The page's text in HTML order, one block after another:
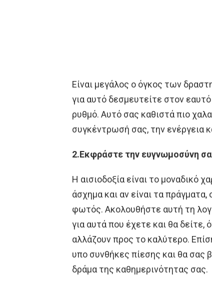
Είναι μεγάλος ο όγκος των
για αυτό δεσμευτείτε στον
ρυθμό. Αυτό σας καθιστά πιο
συγκέντρωσή σας, την ενέργεια
2.Εκφράστε την ευγνωμοσύνη
Η αισιοδοξία είναι το μοναδικό
άσχημα και αν είναι τα πράγματα,
φωτός. Ακολουθήστε αυτή τη
για αυτά που έχετε και θα δείτε,
αλλάζουν προς το καλύτερο.
υπο συνθήκες πίεσης και θα σας
δράμα της καθημερινότητας σας.